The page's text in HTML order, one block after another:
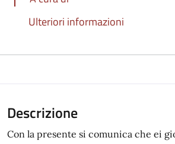
Ulteriori informazioni
Descrizione
Con la presente si comunica che ei